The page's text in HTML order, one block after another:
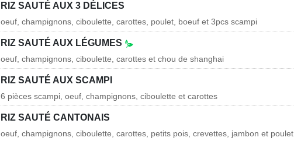
RIZ SAUTÉ AUX 3 DÉLICES
oeuf, champignons, ciboulette, carottes, poulet, boeuf et 3pcs scampi
RIZ SAUTÉ AUX LÉGUMES
oeuf, champignons, ciboulette, carottes et chou de shanghai
RIZ SAUTÉ AUX SCAMPI
6 pièces scampi, oeuf, champignons, ciboulette et carottes
RIZ SAUTÉ CANTONAIS
oeuf, champignons, ciboulette, carottes, petits pois, crevettes, jambon et poulet